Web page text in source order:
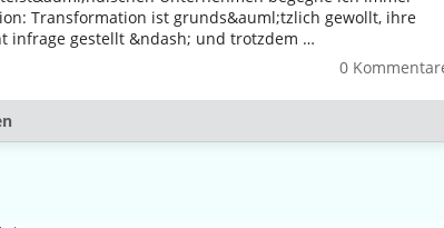
Transformation ist grunds&auml;tzlich gewollt, ihre
infrage gestellt &ndash; und trotzdem …
0